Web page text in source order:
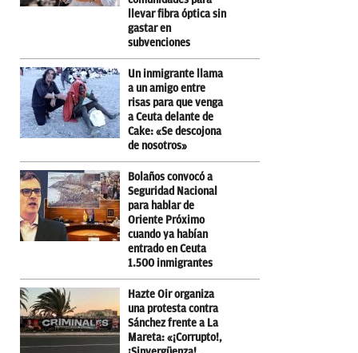
llevar fibra óptica sin
gastar en
subvenciones
Un inmigrante llama
a un amigo entre
risas para que venga
a Ceuta delante de
Cake: «Se descojona
de nosotros»
Bolaños convocó a
Seguridad Nacional
para hablar de
Oriente Próximo
cuando ya habían
entrado en Ceuta
1.500 inmigrantes
Hazte Oir organiza
una protesta contra
Sánchez frente a La
Mareta: «¡Corrupto!,